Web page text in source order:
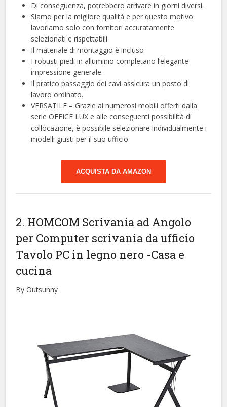
Di conseguenza, potrebbero arrivare in giorni diversi.
Siamo per la migliore qualità e per questo motivo
lavoriamo solo con fornitori accuratamente
selezionati e rispettabili.
Il materiale di montaggio è incluso
I robusti piedi in alluminio completano l’elegante
impressione generale.
Il pratico passaggio dei cavi assicura un posto di
lavoro ordinato.
VERSATILE – Grazie ai numerosi mobili offerti dalla
serie OFFICE LUX e alle conseguenti possibilità di
collocazione, è possibile selezionare individualmente i
modelli giusti per il suo ufficio.
ACQUISTA DA AMAZON
2. HOMCOM Scrivania ad Angolo
per Computer scrivania da ufficio
Tavolo PC in legno nero -Casa e
cucina
By Outsunny